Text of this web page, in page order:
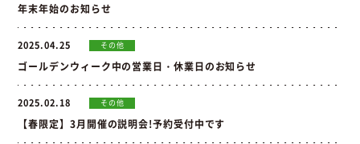
年末年始のお知らせ
2025.04.25 その他
ゴールデンウィーク中の営業日・休業日のお知らせ
2025.02.18 その他
【春限定】3月開催の説明会!予約受付中です